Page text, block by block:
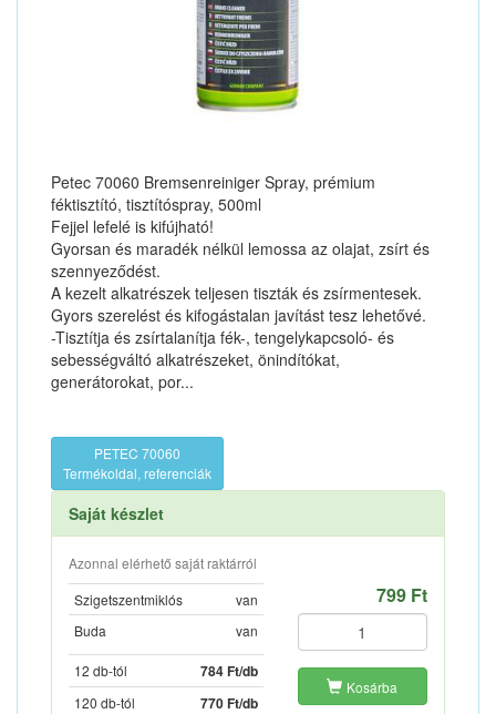
Petec 70060 Bremsenreiniger Spray, prémium
féktisztító, tisztítóspray, 500ml
Fejjel lefelé is kifújható!
Gyorsan és maradék nélkül lemossa az olajat, zsírt és
szennyeződést.
A kezelt alkatrészek teljesen tiszták és zsírmentesek.
Gyors szerelést és kifogástalan javítást tesz lehetővé.
-Tisztítja és zsírtalanítja fék-, tengelykapcsoló- és
sebességváltó alkatrészeket, önindítókat,
generátorokat, por...
PETEC 70060
Termékoldal, referenciák
Saját készlet
Azonnal elérhető saját raktárról
Szigetszentmiklós
van
Buda
van
12 db-tól 784 Ft/db
120 db-tól 770 Ft/db
799 Ft
Kosárba